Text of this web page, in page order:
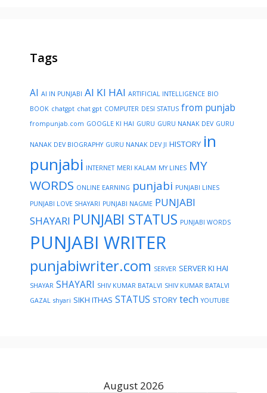
Tags
AI AI IN PUNJABI AI KI HAI ARTIFICIAL INTELLIGENCE BIO
BOOK chatgpt chat gpt COMPUTER DESI STATUS from punjab
frompunjab.com GOOGLE KI HAI GURU GURU NANAK DEV GURU
NANAK DEV BIOGRAPHY GURU NANAK DEV JI HISTORY in
punjabi INTERNET MERI KALAM MY LINES MY
WORDS ONLINE EARNING punjabi PUNJABI LINES
PUNJABI LOVE SHAYARI PUNJABI NAGME PUNJABI
SHAYARI PUNJABI STATUS PUNJABI WORDS
PUNJABI WRITER
punjabiwriter.com SERVER SERVER KI HAI
SHAYAR SHAYARI SHIV KUMAR BATALVI SHIV KUMAR BATALVI
GAZAL shyari SIKH ITHAS STATUS STORY tech YOUTUBE
August 2026